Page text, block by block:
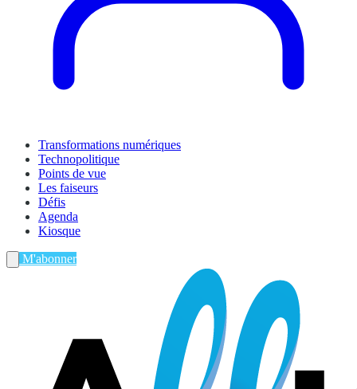
Transformations numériques
Technopolitique
Points de vue
Les faiseurs
Défis
Agenda
Kiosque
M'abonner